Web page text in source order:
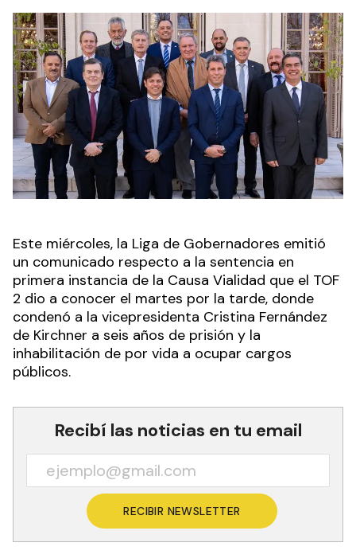
Este miércoles, la Liga de Gobernadores emitió
un comunicado respecto a la sentencia en
primera instancia de la Causa Vialidad que el TOF
2 dio a conocer el martes por la tarde, donde
condenó a la vicepresidenta Cristina Fernández
de Kirchner a seis años de prisión y la
inhabilitación de por vida a ocupar cargos
públicos.
Recibí las noticias en tu email
RECIBIR NEWSLETTER